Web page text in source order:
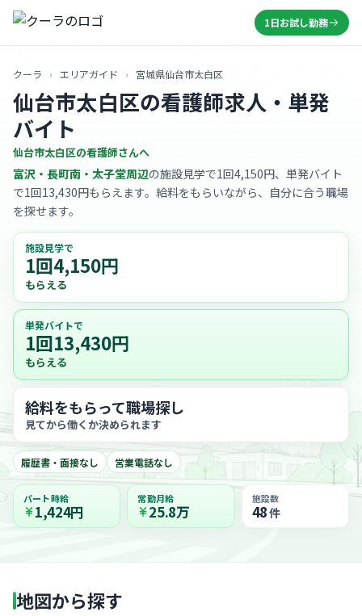
1日お試し勤務
クーラ › エリアガイド › 宮城県仙台市太白区
仙台市太白区の看護師求人・単発
バイト
仙台市太白区の看護師さんへ
富沢・長町南・太子堂周辺の施設見学で1回4,150円、単発バイト
で1回13,430円もらえます。給料をもらいながら、自分に合う職場
を探せます。
施設見学で
1回4,150円
もらえる
単発バイトで
1回13,430円
もらえる
給料をもらって職場探し
見てから働くか決められます
履歴書・面接なし 営業電話なし
パート時給
1,424円
常勤月給
25.8万
施設数
48件
地図から探す